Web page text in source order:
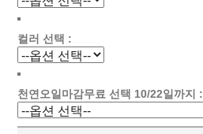
컬러 선택 :
천연오일마감무료 선택 10/22일까지 :